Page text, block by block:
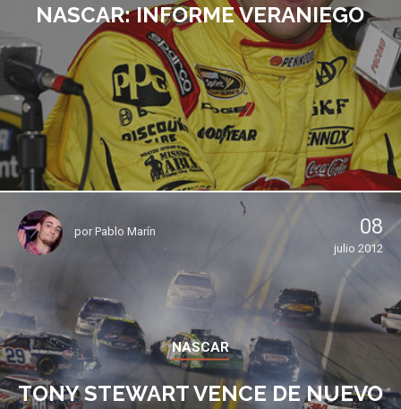
NASCAR: INFORME VERANIEGO
porPablo Marín 08
julio 2012
NASCAR
TONY STEWART VENCE DE NUEVO